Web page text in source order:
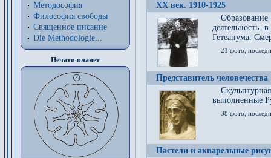
Методософия
Философия cвободы
Священное писание
Die Methodologie...
Печати планет
XX век. 1910-1925
Образование
деятельность
Гетеанума.
21 фото,
Представитель человечества
выполненные
38 фото,
Пастели и акварельные